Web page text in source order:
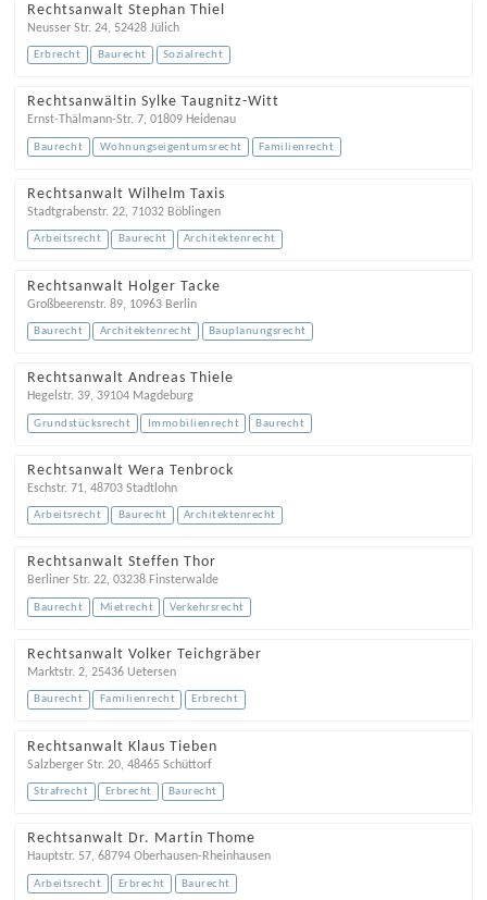
Rechtsanwalt Stephan Thiel
Neusser Str. 24, 52428 Jülich
Erbrecht Baurecht Sozialrecht
Rechtsanwältin Sylke Taugnitz-Witt
Ernst-Thälmann-Str. 7, 01809 Heidenau
Baurecht Wohnungseigentumsrecht Familienrecht
Rechtsanwalt Wilhelm Taxis
Stadtgrabenstr. 22, 71032 Böblingen
Arbeitsrecht Baurecht Architektenrecht
Rechtsanwalt Holger Tacke
Großbeerenstr. 89, 10963 Berlin
Baurecht Architektenrecht Bauplanungsrecht
Rechtsanwalt Andreas Thiele
Hegelstr. 39, 39104 Magdeburg
Grundstücksrecht Immobilienrecht Baurecht
Rechtsanwalt Wera Tenbrock
Eschstr. 71, 48703 Stadtlohn
Arbeitsrecht Baurecht Architektenrecht
Rechtsanwalt Steffen Thor
Berliner Str. 22, 03238 Finsterwalde
Baurecht Mietrecht Verkehrsrecht
Rechtsanwalt Volker Teichgräber
Marktstr. 2, 25436 Uetersen
Baurecht Familienrecht Erbrecht
Rechtsanwalt Klaus Tieben
Salzberger Str. 20, 48465 Schüttorf
Strafrecht Erbrecht Baurecht
Rechtsanwalt Dr. Martin Thome
Hauptstr. 57, 68794 Oberhausen-Rheinhausen
Arbeitsrecht Erbrecht Baurecht